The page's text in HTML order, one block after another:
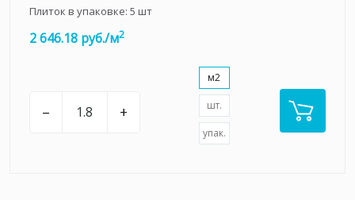
Плиток в упаковке: 5 шт
2 646.18 руб./м2
– +
м2
шт.
упак.